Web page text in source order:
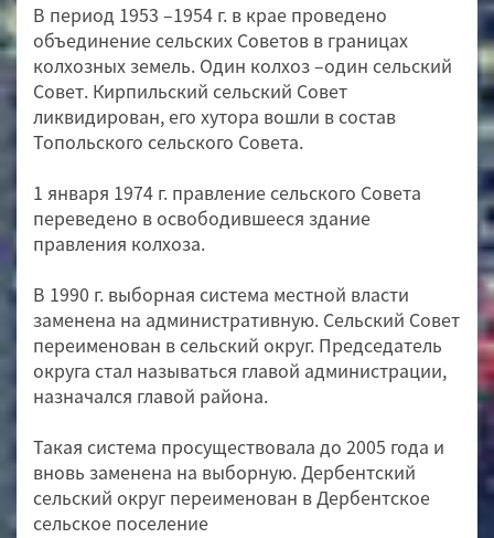
В период 1953 –1954 г. в крае проведено
объединение сельских Советов в границах
колхозных земель. Один колхоз –один сельский
Совет. Кирпильский сельский Совет
ликвидирован, его хутора вошли в состав
Топольского сельского Совета.
1 января 1974 г. правление сельского Совета
переведено в освободившееся здание
правления колхоза.
В 1990 г. выборная система местной власти
заменена на административную. Сельский Совет
переименован в сельский округ. Председатель
округа стал называться главой администрации,
назначался главой района.
Такая система просуществовала до 2005 года и
вновь заменена на выборную. Дербентский
сельский округ переименован в Дербентское
сельское поселение